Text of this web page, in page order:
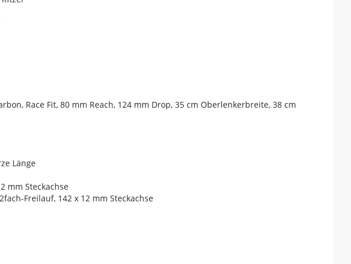
Race Fit, 80 mm Reach, 124 mm Drop, 35 cm Oberlenkerbreite, 38 cm
Länge
mm Steckachse
Freilauf, 142 x 12 mm Steckachse